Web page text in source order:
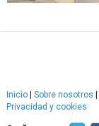
Inicio Sobre nosotros
Privacidad y cookies